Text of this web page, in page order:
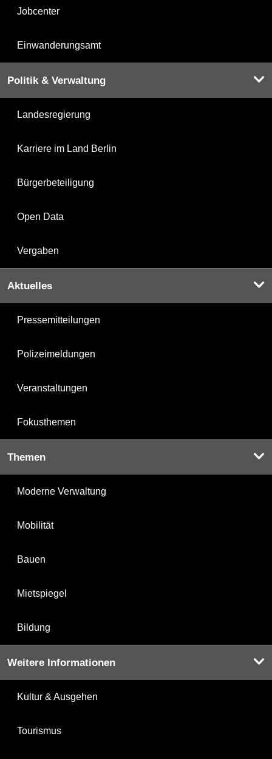
Jobcenter
Einwanderungsamt
Politik & Verwaltung
Landesregierung
Karriere im Land Berlin
Bürgerbeteiligung
Open Data
Vergaben
Aktuelles
Pressemitteilungen
Polizeimeldungen
Veranstaltungen
Fokusthemen
Themen
Moderne Verwaltung
Mobilität
Bauen
Mietspiegel
Bildung
Weitere Informationen
Kultur & Ausgehen
Tourismus